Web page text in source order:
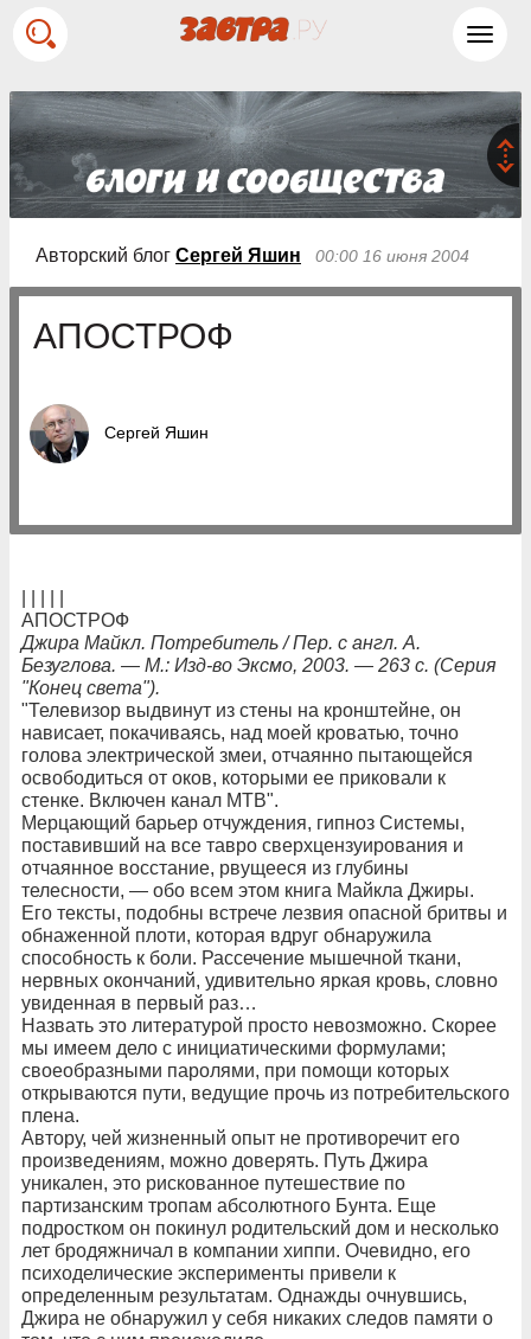
Авторский блог Сергей Яшин 00:00 16 июня 2004
АПОСТРОФ
Сергей Яшин
АПОСТРОФ
Джира Майкл. Потребитель / Пер. с англ. А.
Безуглова. — М.: Изд-во Эксмо, 2003. — 263 с. (Серия
"Конец света").
"Телевизор выдвинут из стены на кронштейне, он
нависает, покачиваясь, над моей кроватью, точно
голова электрической змеи, отчаянно пытающейся
освободиться от оков, которыми ее приковали к
стенке. Включен канал МТВ".
Мерцающий барьер отчуждения, гипноз Системы,
поставивший на все тавро сверхцензуирования и
отчаянное восстание, рвущееся из глубины
телесности, — обо всем этом книга Майкла Джиры.
Его тексты, подобны встрече лезвия опасной бритвы и
обнаженной плоти, которая вдруг обнаружила
способность к боли. Рассечение мышечной ткани,
нервных окончаний, удивительно яркая кровь, словно
увиденная в первый раз…
Назвать это литературой просто невозможно. Скорее
мы имеем дело с инициатическими формулами;
своеобразными паролями, при помощи которых
открываются пути, ведущие прочь из потребительского
плена.
Автору, чей жизненный опыт не противоречит его
произведениям, можно доверять. Путь Джира
уникален, это рискованное путешествие по
партизанским тропам абсолютного Бунта. Еще
подростком он покинул родительский дом и несколько
лет бродяжничал в компании хиппи. Очевидно, его
психоделические эксперименты привели к
определенным результатам. Однажды очнувшись,
Джира не обнаружил у себя никаких следов памяти о